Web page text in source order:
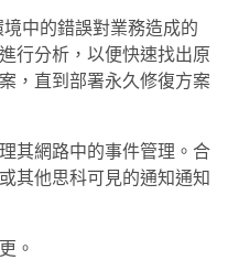
中的錯誤對業務造成的
行分析，以便快速找出原
，直到部署永久修復方案
其網路中的事件管理。合
其他思科可見的通知通知
。